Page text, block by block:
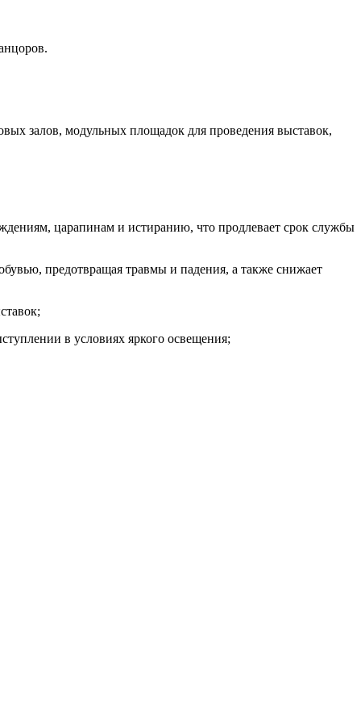
залов, модульных площадок для проведения выставок,
царапинам и истиранию, что продлевает срок службы
предотвращая травмы и падения, а также снижает
в условиях яркого освещения;